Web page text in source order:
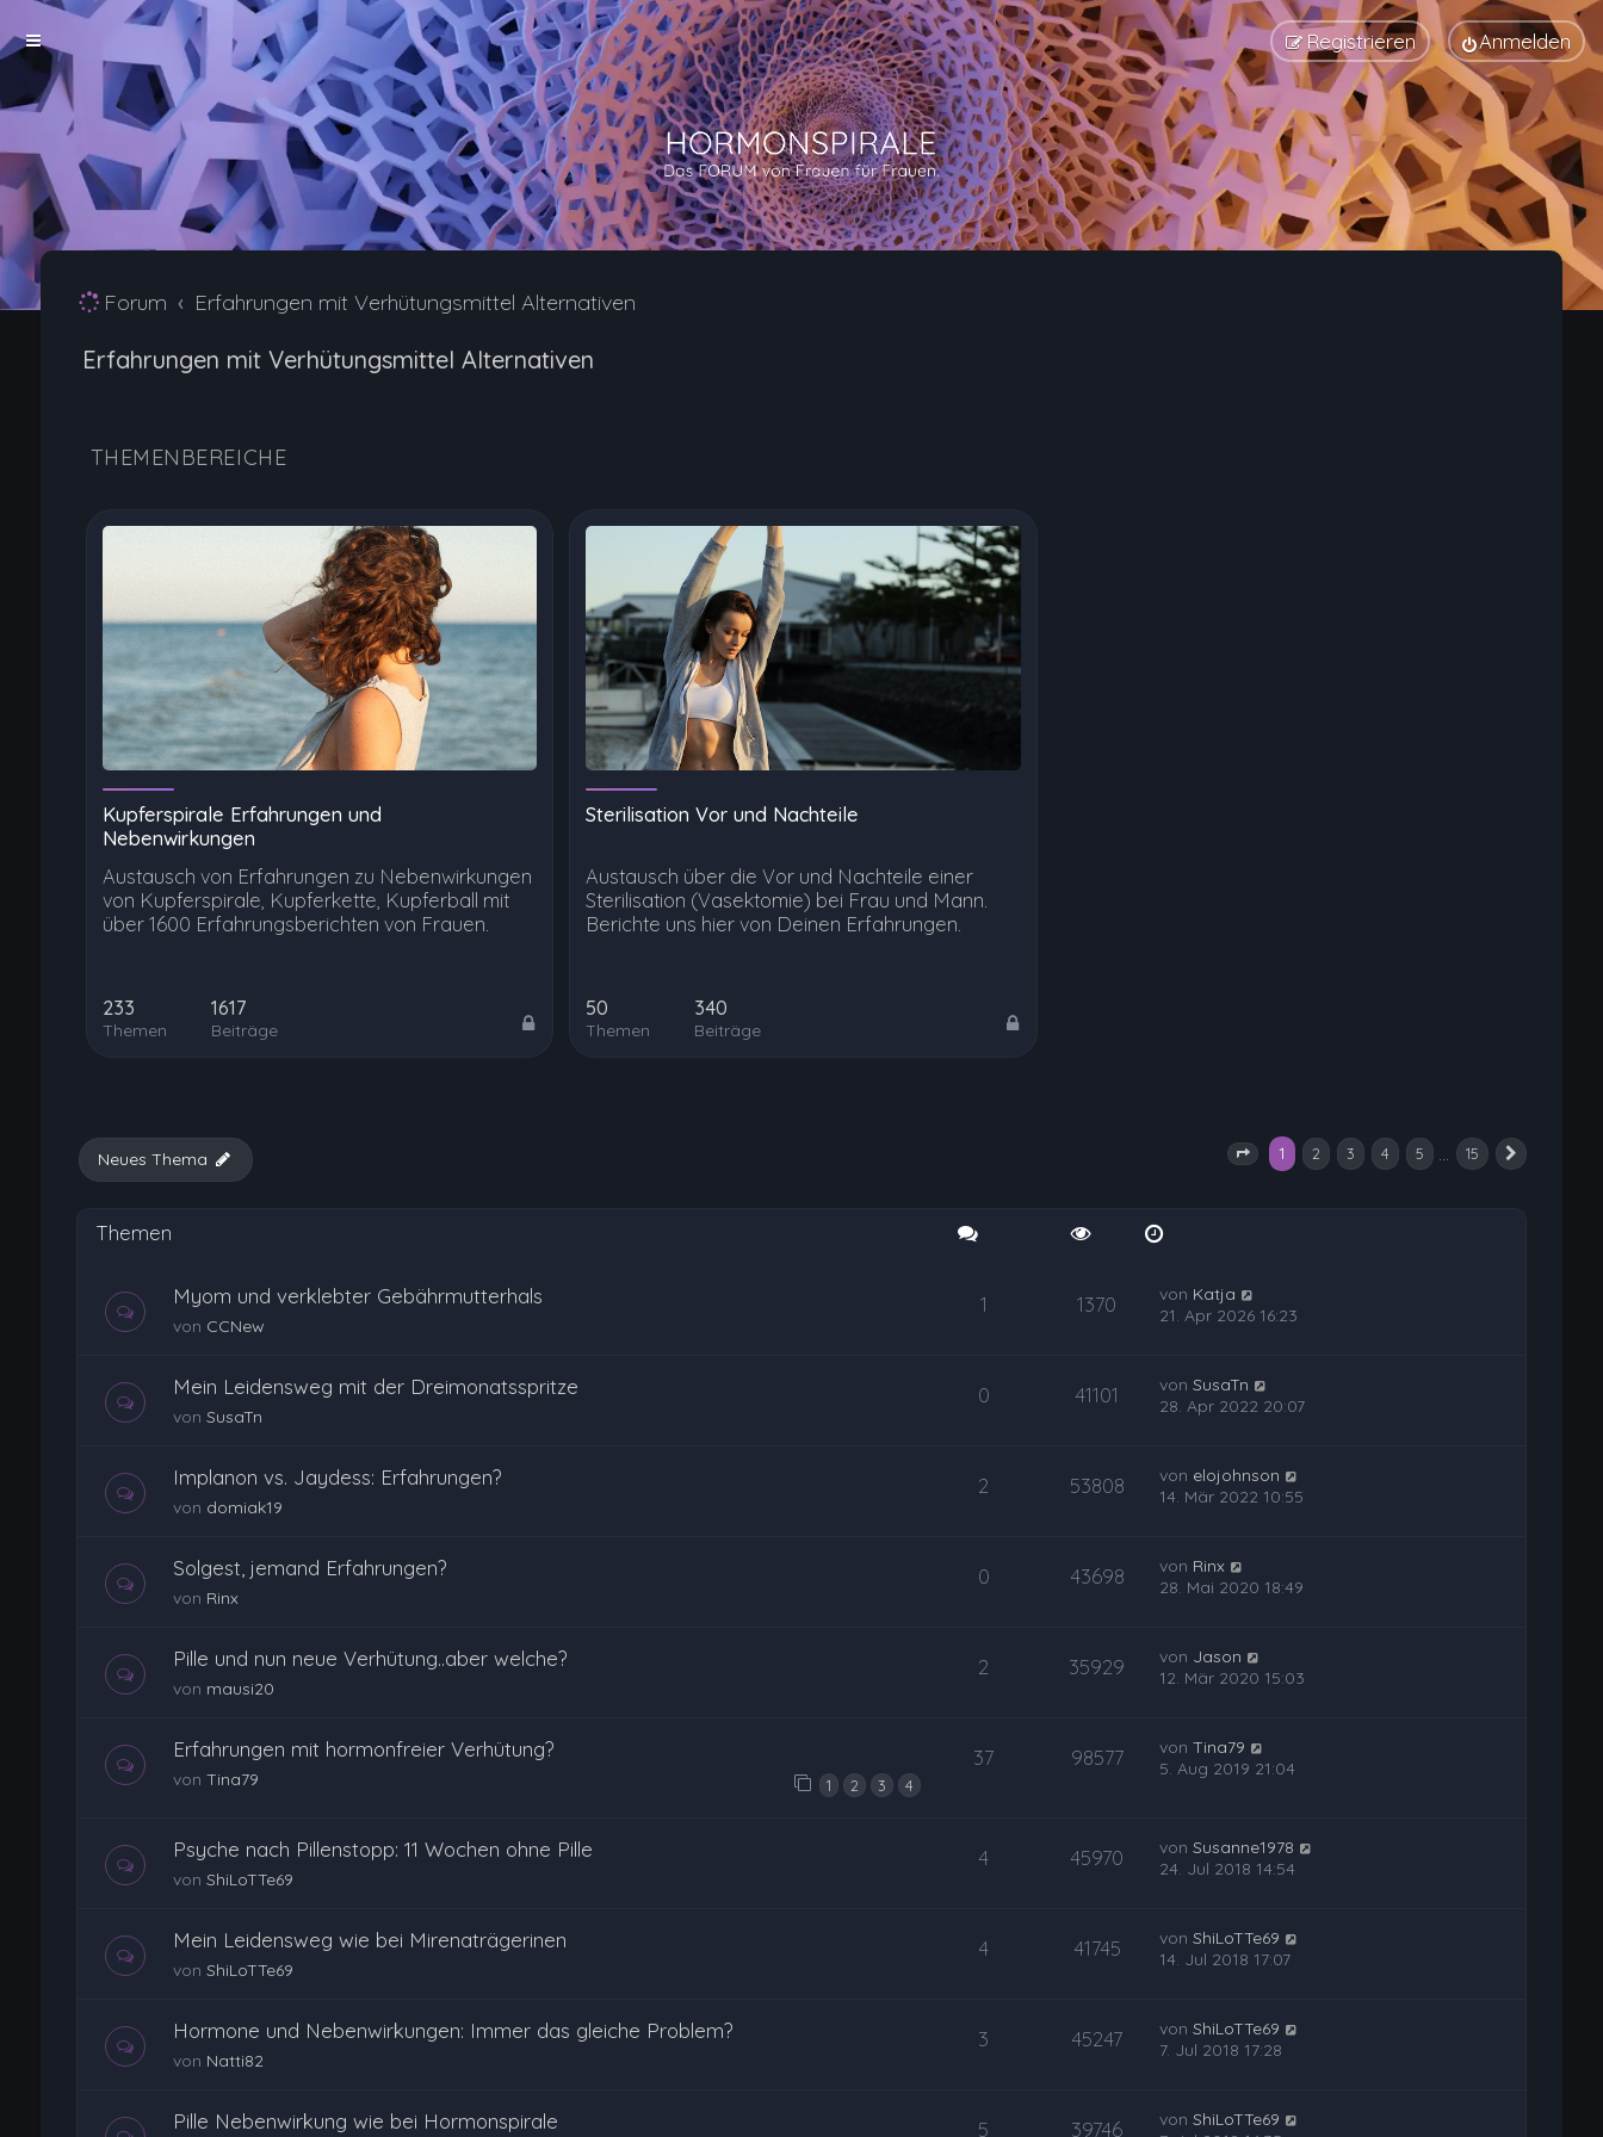
Anmelden
Registrieren
Forum Erfahrungen mit Verhütungsmittel Alternativen
Erfahrungen mit Verhütungsmittel Alternativen
Kupferspirale Erfahrungen und
Nebenwirkungen
Austausch von Erfahrungen zu Nebenwirkungen
von Kupferspirale, Kupferkette, Kupferball mit
über 1600 Erfahrungsberichten von Frauen.
233
Themen
1617
Beiträge
Sterilisation Vor und Nachteile
Austausch über die Vor und Nachteile einer
Sterilisation (Vasektomie) bei Frau und Mann.
Berichte uns hier von Deinen Erfahrungen.
50
Themen
340
Beiträge
Neues Thema Seite 1 von
1 2 3 4 5 15
Themen
Myom und verklebter Gebährmutterhals
von CCNew
1 1370 von Katja
21. Apr 2026 16:23
Mein Leidensweg mit der Dreimonatsspritze
von SusaTn
0 41101 vonSusaTn
28. Apr 2022 20:07
Implanon vs. Jaydess: Erfahrungen?
von domiak19
2 53808 von elojohnson
14. Mär 2022 10:55
Solgest, jemand Erfahrungen?
von Rinx
0 43698 von Rinx
28. Mai 2020 18:49
Pille und nun neue Verhütung..aber welche?
von mausi20
2 35929 von Jason
12. Mär 2020 15:03
Erfahrungen mit hormonfreier Verhütung?
von Tina79 1 2 3 4
37 98577 vonTina79
5. Aug 2019 21:04
Psyche nach Pillenstopp: 11 Wochen ohne Pille
von ShiLoTTe69
4 45970 vonSusanne1978
24. Jul 2018 14:54
Mein Leidensweg wie bei Mirenaträgerinen
von ShiLoTTe69
4 41745 vonShiLoTTe69
14. Jul 2018 17:07
Hormone und Nebenwirkungen: Immer das gleiche Problem?
von Natti82
3 45247 vonShiLoTTe69
7. Jul 2018 17:28
Pille Nebenwirkung wie bei Hormonspirale 5 39746 vonShiLoTTe69